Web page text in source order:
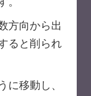
方向から出
ると削られ
に移動し、